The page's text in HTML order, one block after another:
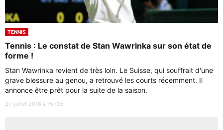
TENNIS
Tennis : Le constat de Stan Wawrinka sur son état de
forme !
Stan Wawrinka revient de très loin. Le Suisse, qui souffrait d'une
grave blessure au genou, a retrouvé les courts récemment. Il
annonce être prêt pour la suite de la saison.
27 juillet 2018 à 15h35